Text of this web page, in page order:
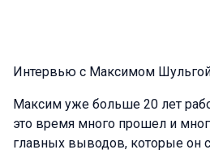
Интервью с Максимом Шульгой
Максим уже больше 20 лет
это время много прошел и
главных выводов, которые он